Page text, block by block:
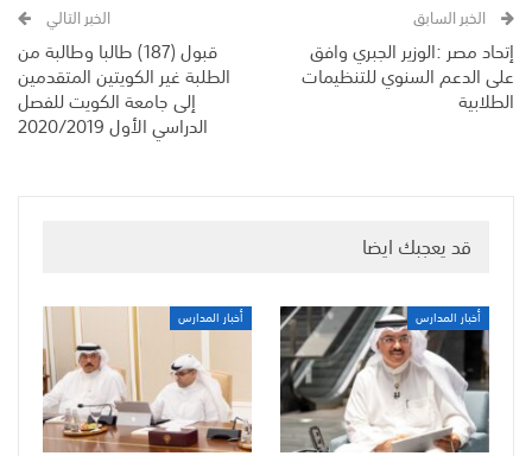
الخبر السابق
إتحاد مصر :الوزير الجبري وافق
على الدعم السنوي للتنظيمات
الطلابية
الخبر التالي
قبول (187) طالبا وطالبة من
الطلبة غير الكويتين المتقدمين
إلى جامعة الكويت للفصل
الدراسي الأول 2020/2019
قد يعجبك ايضا
أخبار المدارس أخبار المدارس